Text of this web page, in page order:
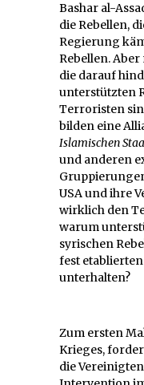
Bashar al-
die Rebellen,
Regierung
Rebellen.
die darauf
unterstützten
Terroristen
bilden eine
Islamischen
und anderen
USA und ihre
wirklich den
warum
syrischen
fest
unterhalten?
Zum ersten
Krieges,
die